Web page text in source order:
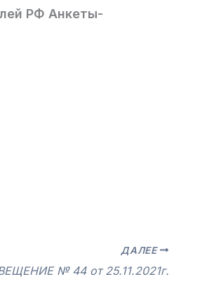
РФ Анкеты-
ДАЛЕЕ
№ 44 от 25.11.2021г.